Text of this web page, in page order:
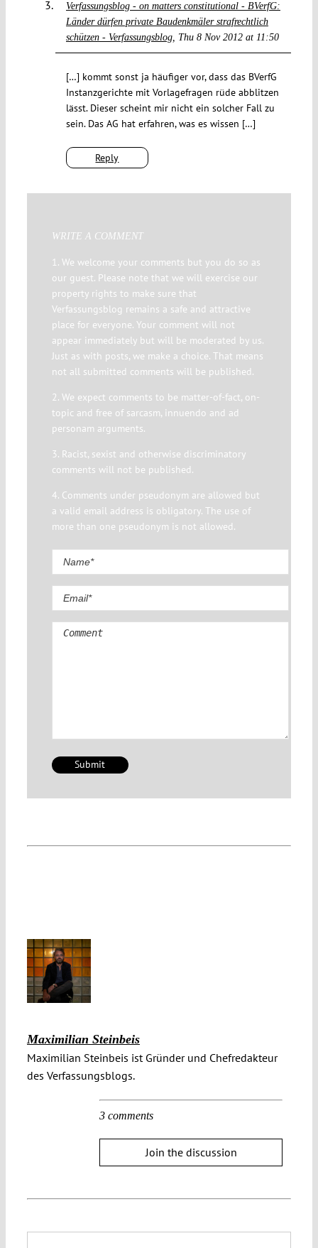
Verfassungsblog - on matters constitutional - BVerfG:
Länder dürfen private Baudenkmäler strafrechtlich
schützen - Verfassungsblog
Thu 8 Nov 2012 at 11:50
Reply
[…] kommt sonst ja häufiger vor, dass das BVerfG
Instanzgerichte mit Vorlagefragen rüde abblitzen
lässt. Dieser scheint mir nicht ein solcher Fall zu
sein. Das AG hat erfahren, was es wissen […]
WRITE A COMMENT
1. We welcome your comments but you do so as
our guest. Please note that we will exercise our
property rights to make sure that
Verfassungsblog remains a safe and attractive
place for everyone. Your comment will not
appear immediately but will be moderated by us.
Just as with posts, we make a choice. That means
not all submitted comments will be published.
2. We expect comments to be matter-of-fact, on-
topic and free of sarcasm, innuendo and ad
personam arguments.
3. Racist, sexist and otherwise discriminatory
comments will not be published.
4. Comments under pseudonym are allowed but
a valid email address is obligatory. The use of
more than one pseudonym is not allowed.
Comment
Maximilian Steinbeis
Maximilian Steinbeis ist Gründer und Chefredakteur
des Verfassungsblogs.
3 comments
Join the discussion